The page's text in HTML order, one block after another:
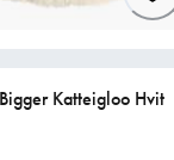
Katteigloo Hvit